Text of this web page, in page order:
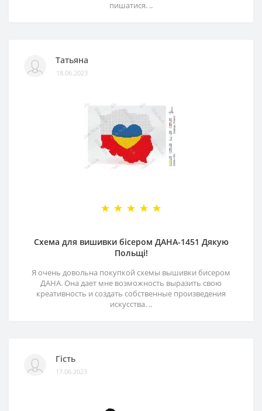
пишатися. ..
Татьяна
18.06.2023
Схема для вишивки бісером ДАНА-1451 Дякую
Польщі!
Я очень довольна покупкой схемы вышивки бисером
ДАНА. Она дает мне возможность выразить свою
креативность и создать собственные произведения
искусства. ..
Гість
17.06.2023